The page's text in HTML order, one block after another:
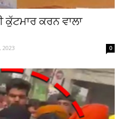
ਕੁੱਟਮਾਰ ਕਰਨ ਵਾਲਾ
2023 0